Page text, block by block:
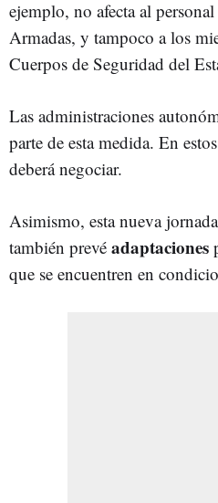
ejemplo, no afecta al
Armadas, y tampoco a los
Cuerpos de Seguridad del
Las administraciones
parte de esta medida. En
deberá negociar.
Asimismo, esta nueva
también prevé adaptaciones
que se encuentren en